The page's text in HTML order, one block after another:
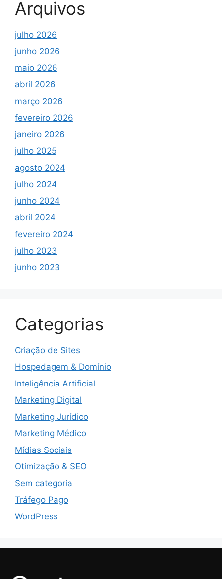
Arquivos
julho 2026
junho 2026
maio 2026
abril 2026
março 2026
fevereiro 2026
janeiro 2026
julho 2025
agosto 2024
julho 2024
junho 2024
abril 2024
fevereiro 2024
julho 2023
junho 2023
Categorias
Criação de Sites
Hospedagem & Domínio
Inteligência Artificial
Marketing Digital
Marketing Jurídico
Marketing Médico
Mídias Sociais
Otimização & SEO
Sem categoria
Tráfego Pago
WordPress